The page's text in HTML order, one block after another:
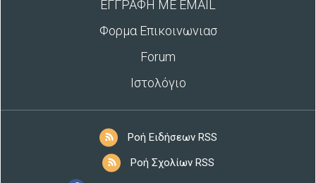
ΕΓΓΡΑΦΗ ΜΕ EMAIL
Φορμα Επικοινωνιασ
Forum
Ιστολόγιο
Ροή Ειδήσεων RSS
Ροή Σχολίων RSS